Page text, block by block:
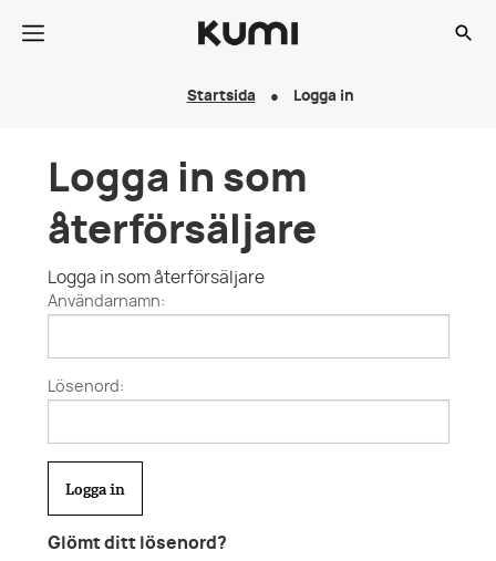
Startsida Logga in
Logga in som
återförsäljare
Logga in som återförsäljare
Användarnamn:
Lösenord:
Glömt ditt lösenord?